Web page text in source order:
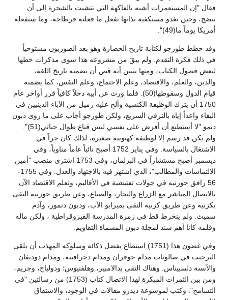
فقال "إن المستعمرات أشبه بالفاكهة التي تتشبث بالشجرة إلى أن
تنضج، وحين تغدو مستكفية بذاتها تفعل ما فعلته قرطاجة، وما ستفعله
أمريكا يوماً ما(49)".
وقد خطط طورجو لكتابة تاريخ الحضارة وهو بعد الصوربون مستوحياً
في ذلك فكرة التقدم. ولم يبقَ من مشروعه هذا سوى مذكرات خطها
لبعض فصول الكتاب، ومنها يتبين أنه قص أن يضمنه تاريخ اللغة،
والدين، والعلم، والاقتصاد، وعلم الاجتماع، وعلم النفس، كما يضمنه
قيام الدول وسقوطها(50). فلما ورث عن أبيه دخلاً كافياً قرر أواخر عام
1750 أن يترك الوظيفة الكنسية وألح عليه زميل من الآباء الدينيين في
البقاء واعداً إياه بالترقي السريع، ولكن طورجو أجاب على ما روى دبون
دنمو "لا أستطيع أن أفرض على نفسي لبس قناع طوال حياتي(51)".
ولم يكن قد رسم إلا لوظيفة كهنوتية صغيرة، لذلك كان حراً في
الاشتغال بالسياسة. وفي يناير 1752 أصبح نائباً عاماً مناوباً، وفي
ديسمبر أصبح مستشاراً في البرلمان، وفي 1753 اشترى منصب "أمين
الالتماسات والمطالب"، الذي اشتهر فيه بالاجتهاد والعدل. وفي 1755-
56 رافق جورنيه في جولات تفتيشية في الأقاليم، وتعلم الاقتصاد الآن
بالاتصال المباشر مع الزراع والتجار، والصناع، وعن طريق جورنيه التقى
بكزنيه وعن طريق كزنيه التقى بميرابو الأب، ودبون دنمور، وآدم
سميث. ولم ينخرط قط في زمرة المدرسة الفيزوقراطية ، ولكن ماله
وقلمه كانا أهم سند لمجلة دبون المسماة التقاويم.
وفي غضون هذا (1751) استطاع بفضل ذكائه وسلوكه المهذب أن يلقى
الترحيب في صالونات مدام جوفران ومدام دجرافيته، ومدام دوديفان
والآنسة دلسبيناس. وهناك التقى بدالامبير، وهلفتيوس؛ ودولباخ، وجريم،
ومن بين الثمرات المبكرة لهذا الاتصال كتاب (1753) من رسالتين "في
التسامح". وكتب لموسوعة ديدرو مقالات في الوجود، والاشتقاق